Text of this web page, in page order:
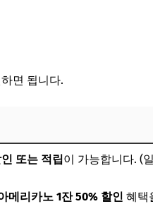
면 됩니다.
또는 적립이 가능합니다. (
메리카노 1잔 50% 할인 혜택